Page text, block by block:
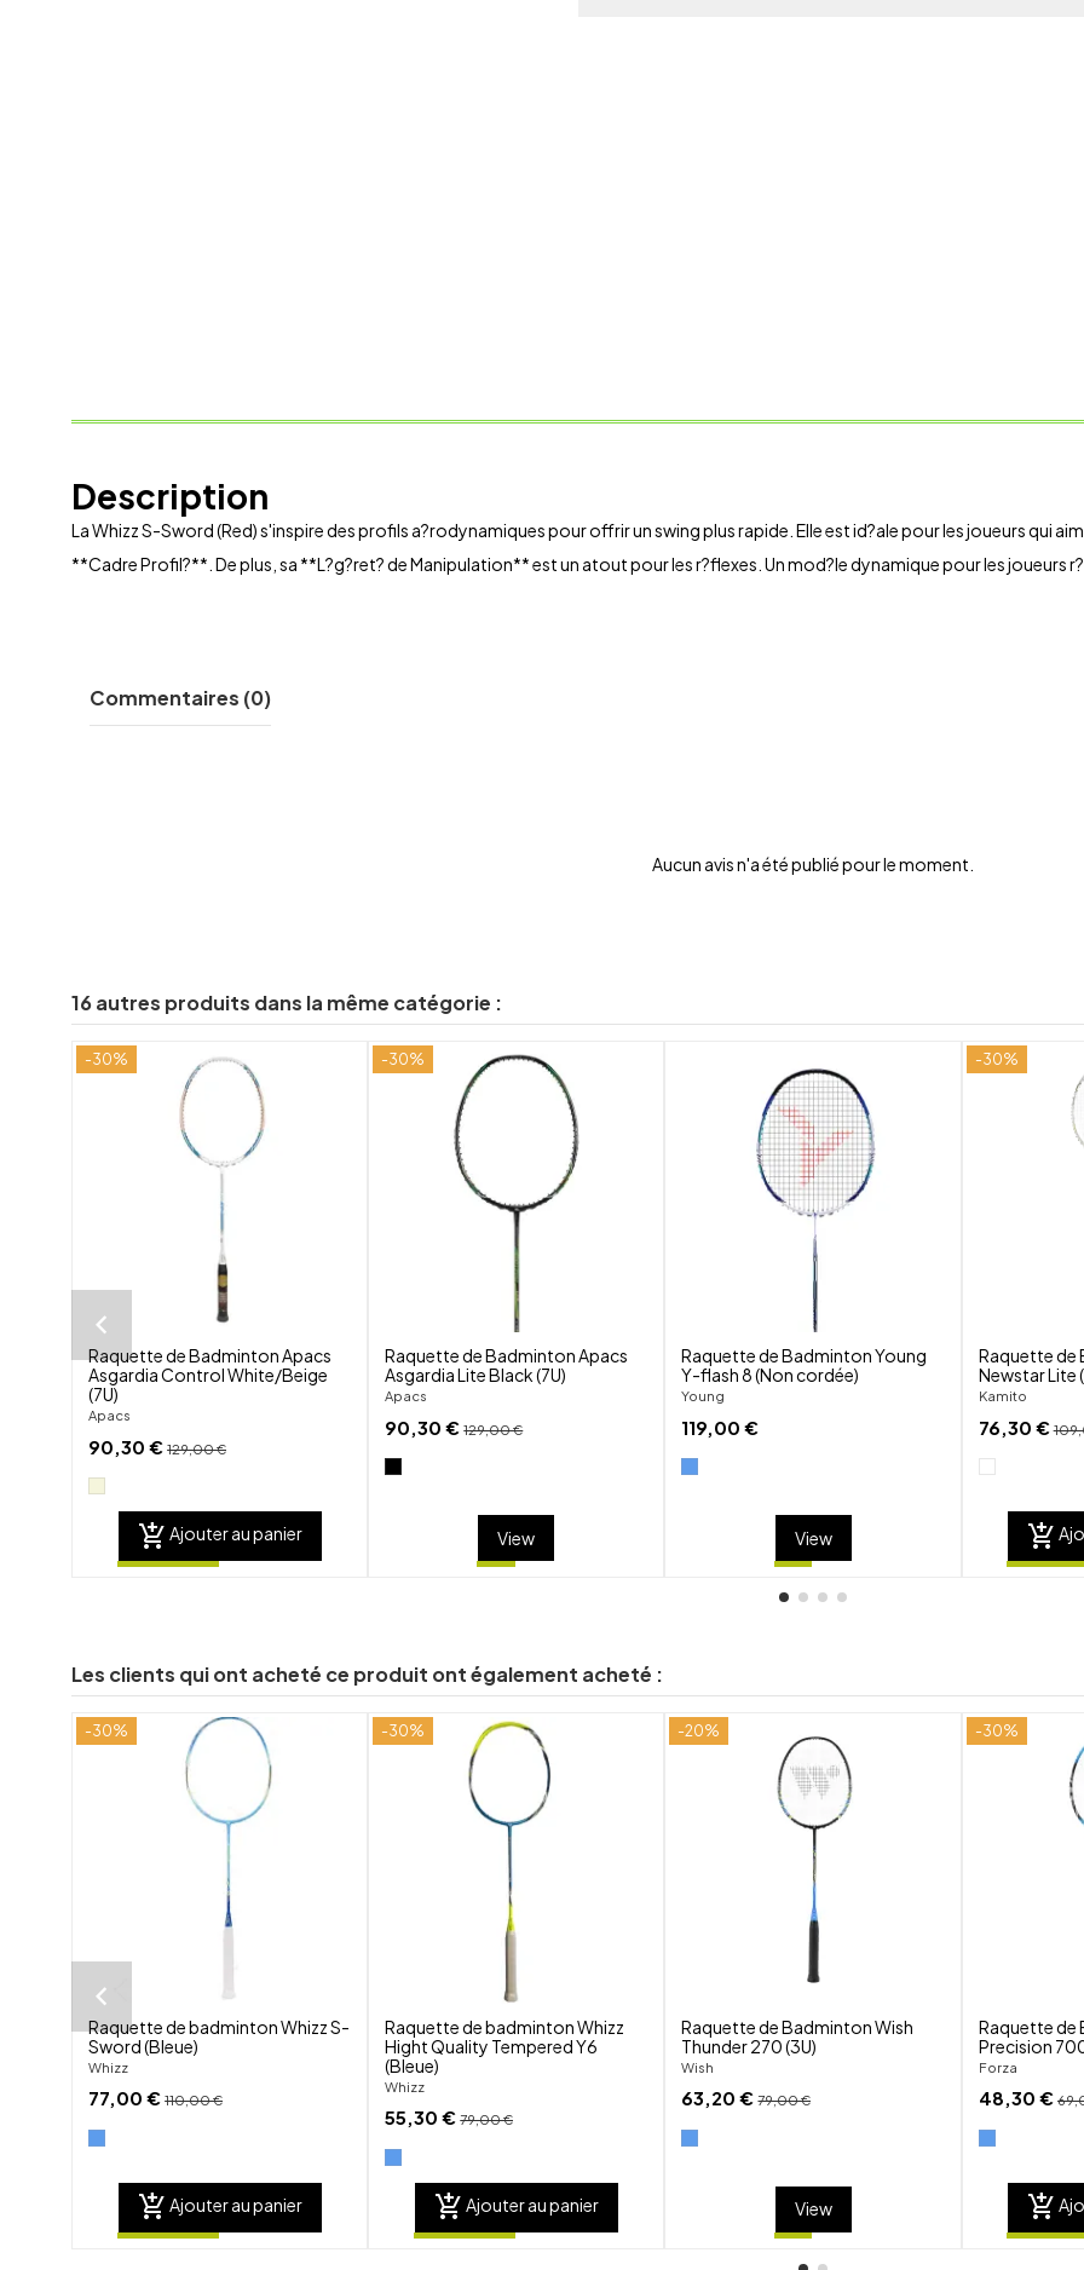
Description
La Whizz S-Sword (Red) s'inspire des profils a?rodynamiques pour offrir un swing plus rapide. Elle est id?ale pour les joueurs qui
**Cadre Profil?**. De plus, sa **L?g?ret? de Manipulation** est un atout pour les r?flexes. Un mod?le dynamique pour les joueurs
Commentaires (0)
Aucun avis n'a été publié pour le moment.
16 autres produits dans la même catégorie :
-30%
Raquette de Badminton Apacs
Asgardia Control White/Beige
(7U)
Apacs
90,30 €129,00 €
add_shopping_cart Ajouter au panier
-30%
Raquette de Badminton Apacs
Asgardia Lite Black (7U)
Apacs
90,30 €129,00 €
View
Raquette de Badminton Young
Y-flash 8 (Non cordée)
Young
119,00 €
View
-30%
Raquette de
Newstar Lite
Kamito
76,30 €
add_shopping_cart
Les clients qui ont acheté ce produit ont également acheté :
-30%
Raquette de badminton Whizz S-
Sword (Bleue)
Whizz
77,00 €110,00 €
add_shopping_cart Ajouter au panier
-30%
Raquette de badminton Whizz
Hight Quality Tempered Y6
(Bleue)
Whizz
55,30 €79,00 €
add_shopping_cart Ajouter au panier
-20%
Raquette de Badminton Wish
Thunder 270 (3U)
Wish
63,20 €79,00 €
View
-30%
Raquette de
Precision
Forza
48,30 €
add_shopping_cart